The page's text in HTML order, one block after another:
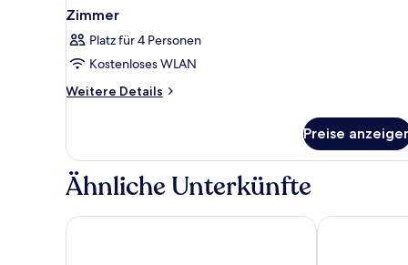
Zimmer
Platz für 4 Personen
Kostenloses WLAN
Weitere Details
Weitere
Preise
Ähnliche Unterkünfte
Hilton Swinoujscie Resort and Spa Hotel